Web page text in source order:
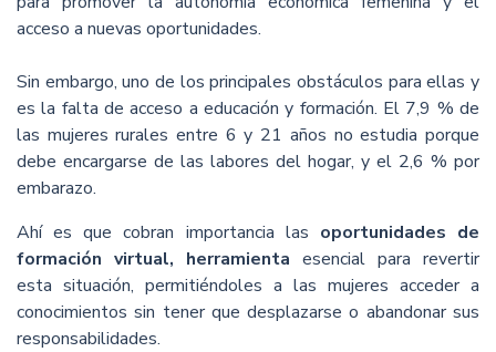
acceso a nuevas oportunidades.
Sin embargo, uno de los principales obstáculos para ellas y
es la falta de acceso a educación y formación. El 7,9 % de
las mujeres rurales entre 6 y 21 años no estudia porque
debe encargarse de las labores del hogar, y el 2,6 % por
embarazo.
Ahí es que cobran importancia las oportunidades de
formación virtual, herramienta esencial para revertir
esta situación, permitiéndoles a las mujeres acceder a
conocimientos sin tener que desplazarse o abandonar sus
responsabilidades.